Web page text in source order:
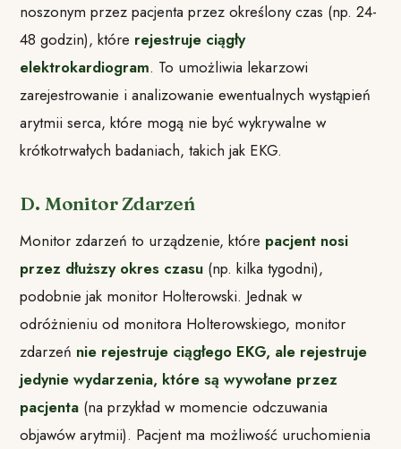
noszonym przez pacjenta przez określony czas (np. 24-
48 godzin), które rejestruje ciągły
elektrokardiogram. To umożliwia lekarzowi
zarejestrowanie i analizowanie ewentualnych wystąpień
arytmii serca, które mogą nie być wykrywalne w
krótkotrwałych badaniach, takich jak EKG.
D. Monitor Zdarzeń
Monitor zdarzeń to urządzenie, które pacjent nosi
przez dłuższy okres czasu (np. kilka tygodni),
podobnie jak monitor Holterowski. Jednak w
odróżnieniu od monitora Holterowskiego, monitor
zdarzeń nie rejestruje ciągłego EKG, ale rejestruje
jedynie wydarzenia, które są wywołane przez
pacjenta (na przykład w momencie odczuwania
objawów arytmii). Pacjent ma możliwość uruchomienia